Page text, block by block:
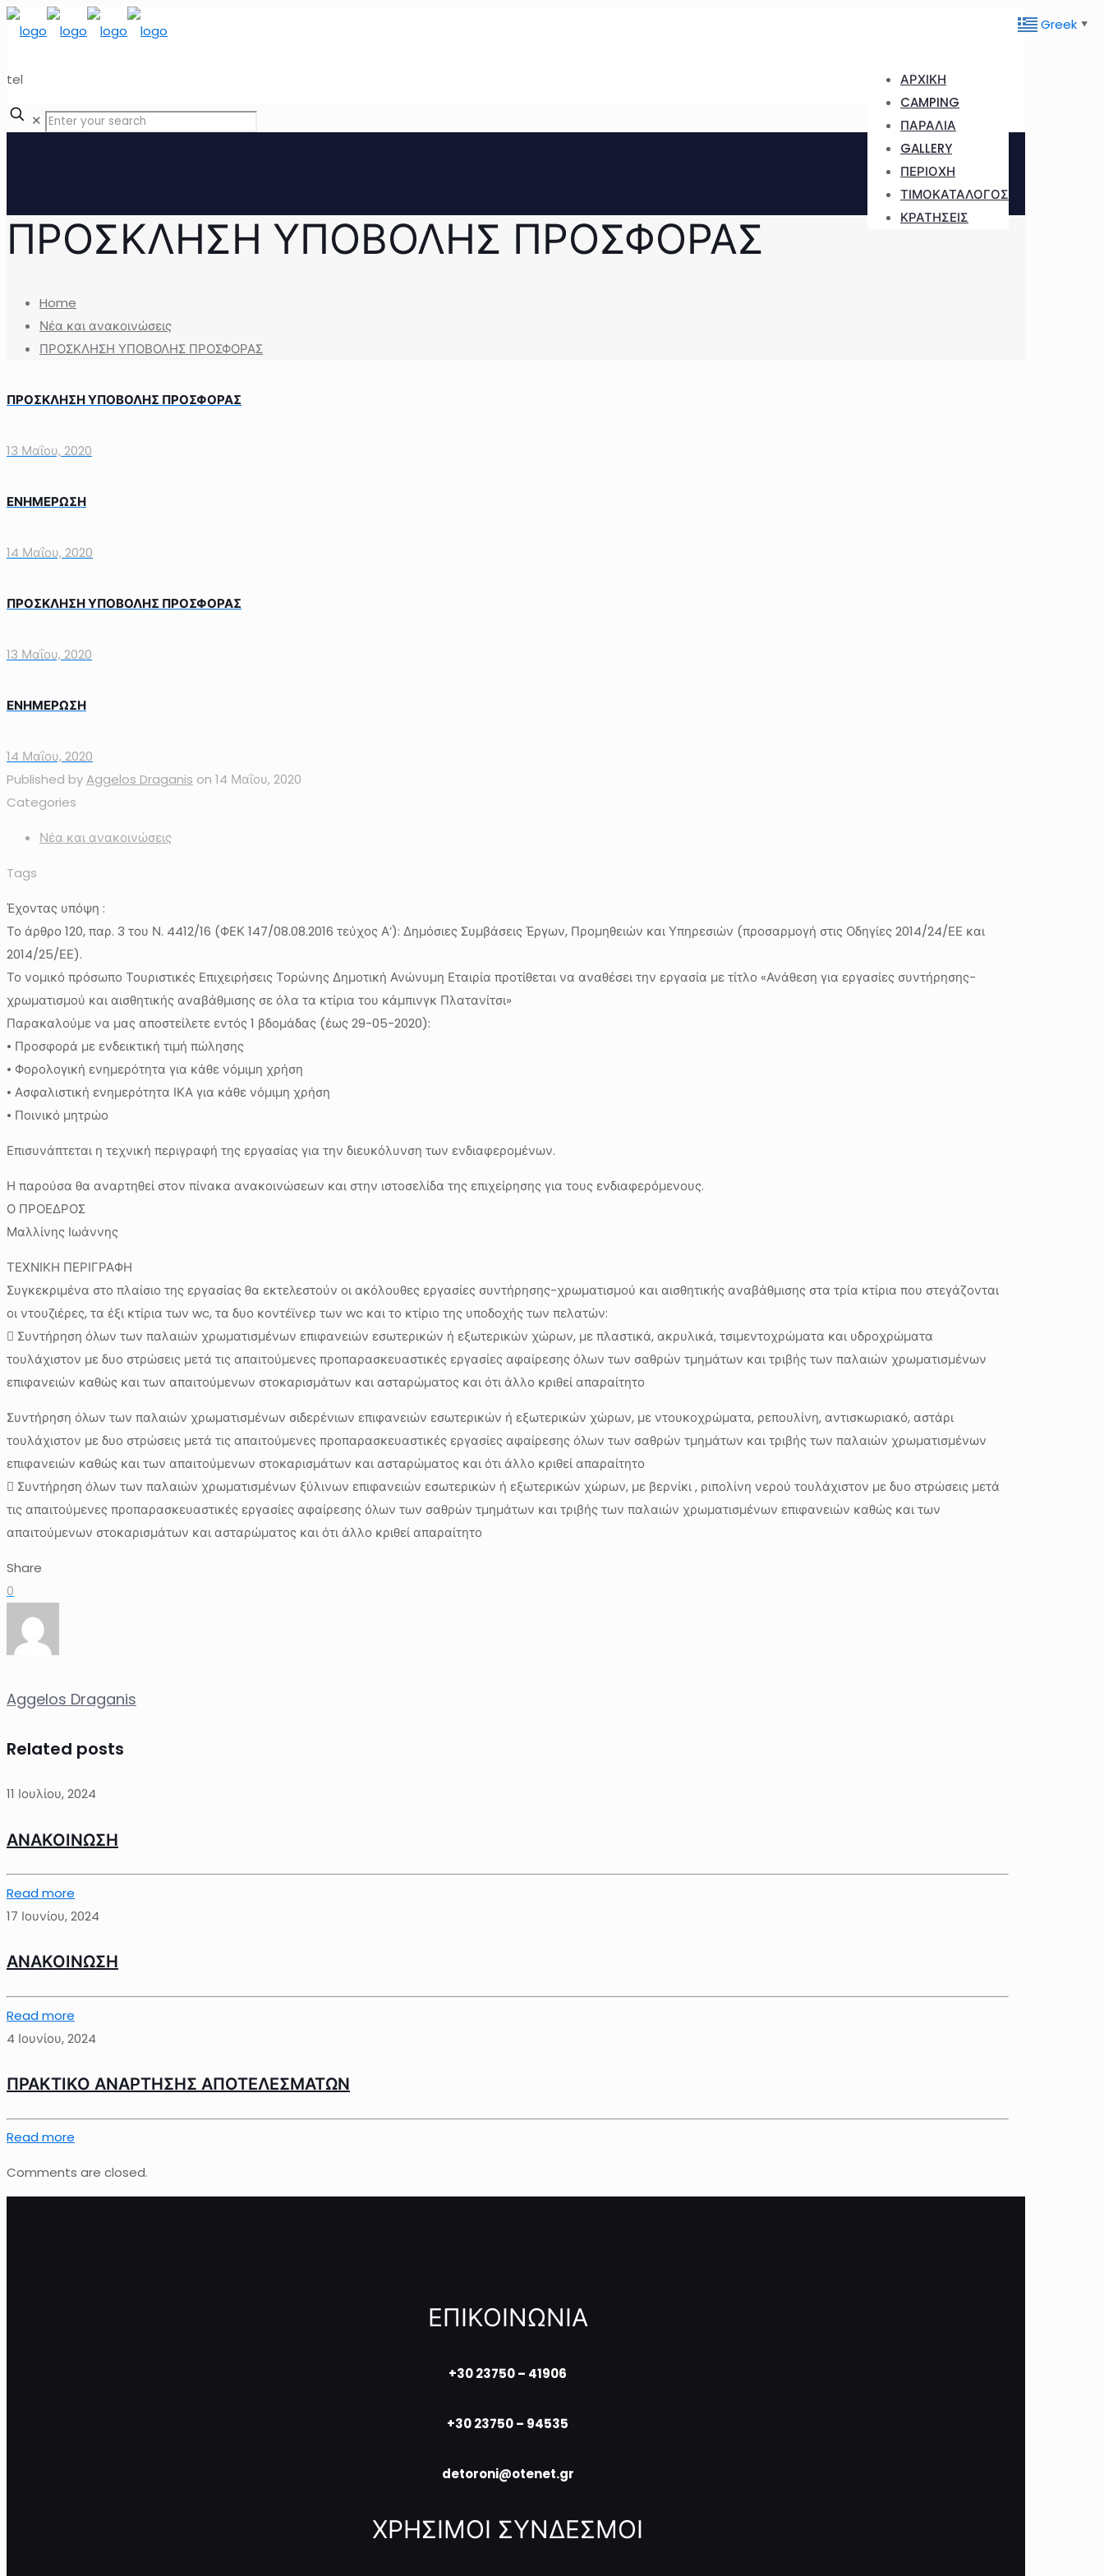
ΑΡΧΙΚΗ
CAMPING
ΠΑΡΑΛΙΑ
GALLERY
ΠΕΡΙΟΧΗ
ΤΙΜΟΚΑΤΑΛΟΓΟΣ
ΚΡΑΤΗΣΕΙΣ
tel
✕
ΠΡΟΣΚΛΗΣΗ ΥΠΟΒΟΛΗΣ ΠΡΟΣΦΟΡΑΣ
Home
Νέα και ανακοινώσεις
ΠΡΟΣΚΛΗΣΗ ΥΠΟΒΟΛΗΣ ΠΡΟΣΦΟΡΑΣ
ΠΡΟΣΚΛΗΣΗ ΥΠΟΒΟΛΗΣ ΠΡΟΣΦΟΡΑΣ
13 Μαΐου, 2020
ΕΝΗΜΕΡΩΣΗ
14 Μαΐου, 2020
ΠΡΟΣΚΛΗΣΗ ΥΠΟΒΟΛΗΣ ΠΡΟΣΦΟΡΑΣ
13 Μαΐου, 2020
ΕΝΗΜΕΡΩΣΗ
14 Μαΐου, 2020
Published byAggelos Draganis on 14 Μαΐου, 2020
Categories
Νέα και ανακοινώσεις
Tags
Έχοντας υπόψη :
Το άρθρο 120, παρ. 3 του Ν. 4412/16 (ΦΕΚ 147/08.08.2016 τεύχος Α’): Δημόσιες Συμβάσεις Έργων, Προμηθειών και Υπηρεσιών (προσαρμογή στις Οδηγίες 2014/24/ΕΕ και
2014/25/ΕΕ).
Το νομικό πρόσωπο Τουριστικές Επιχειρήσεις Τορώνης Δημοτική Ανώνυμη Εταιρία προτίθεται να αναθέσει την εργασία με τίτλο «Ανάθεση για εργασίες συντήρησης-
χρωματισμού και αισθητικής αναβάθμισης σε όλα τα κτίρια του κάμπινγκ Πλατανίτσι»
Παρακαλούμε να μας αποστείλετε εντός 1 βδομάδας (έως 29-05-2020):
• Προσφορά με ενδεικτική τιμή πώλησης
• Φορολογική ενημερότητα για κάθε νόμιμη χρήση
• Ασφαλιστική ενημερότητα ΙΚΑ για κάθε νόμιμη χρήση
• Ποινικό μητρώο
Επισυνάπτεται η τεχνική περιγραφή της εργασίας για την διευκόλυνση των ενδιαφερομένων.
Η παρούσα θα αναρτηθεί στον πίνακα ανακοινώσεων και στην ιστοσελίδα της επιχείρησης για τους ενδιαφερόμενους.
Ο ΠΡΟΕΔΡΟΣ
Μαλλίνης Ιωάννης
ΤΕΧΝΙΚΗ ΠΕΡΙΓΡΑΦΗ
Συγκεκριμένα στο πλαίσιο της εργασίας θα εκτελεστούν οι ακόλουθες εργασίες συντήρησης-χρωματισμού και αισθητικής αναβάθμισης στα τρία κτίρια που στεγάζονται
οι ντουζιέρες, τα έξι κτίρια των wc, τα δυο κοντέϊνερ των wc και το κτίριο της υποδοχής των πελατών:
 Συντήρηση όλων των παλαιών χρωματισμένων επιφανειών εσωτερικών ή εξωτερικών χώρων, με πλαστικά, ακρυλικά, τσιμεντοχρώματα και υδροχρώματα
τουλάχιστον με δυο στρώσεις μετά τις απαιτούμενες προπαρασκευαστικές εργασίες αφαίρεσης όλων των σαθρών τμημάτων και τριβής των παλαιών χρωματισμένων
επιφανειών καθώς και των απαιτούμενων στοκαρισμάτων και ασταρώματος και ότι άλλο κριθεί απαραίτητο
Συντήρηση όλων των παλαιών χρωματισμένων σιδερένιων επιφανειών εσωτερικών ή εξωτερικών χώρων, με ντουκοχρώματα, ρεπουλίνη, αντισκωριακό, αστάρι
τουλάχιστον με δυο στρώσεις μετά τις απαιτούμενες προπαρασκευαστικές εργασίες αφαίρεσης όλων των σαθρών τμημάτων και τριβής των παλαιών χρωματισμένων
επιφανειών καθώς και των απαιτούμενων στοκαρισμάτων και ασταρώματος και ότι άλλο κριθεί απαραίτητο
 Συντήρηση όλων των παλαιών χρωματισμένων ξύλινων επιφανειών εσωτερικών ή εξωτερικών χώρων, με βερνίκι , ριπολίνη νερού τουλάχιστον με δυο στρώσεις μετά
τις απαιτούμενες προπαρασκευαστικές εργασίες αφαίρεσης όλων των σαθρών τμημάτων και τριβής των παλαιών χρωματισμένων επιφανειών καθώς και των
απαιτούμενων στοκαρισμάτων και ασταρώματος και ότι άλλο κριθεί απαραίτητο
Share
0
Aggelos Draganis
Related posts
11 Ιουλίου, 2024
ΑΝΑΚΟΙΝΩΣΗ
Read more
17 Ιουνίου, 2024
ΑΝΑΚΟΙΝΩΣΗ
Read more
4 Ιουνίου, 2024
ΠΡΑΚΤΙΚΟ ΑΝΑΡΤΗΣΗΣ ΑΠΟΤΕΛΕΣΜΑΤΩΝ
Read more
Comments are closed.
ΕΠΙΚΟΙΝΩΝΙΑ
+30 23750 – 41906
+30 23750 – 94535
detoroni@otenet.gr
ΧΡΗΣΙΜΟΙ ΣΥΝΔΕΣΜΟΙ
Greek ▼